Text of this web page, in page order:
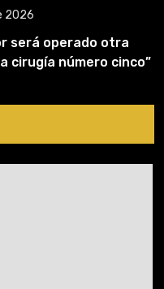
2026
será operado otra
cirugía número cinco”